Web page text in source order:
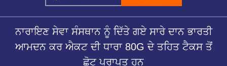
ਨਾਰਾਇਣ ਸੇਵਾ ਸੰਸਥਾਨ ਨੂੰ ਦਿੱਤੇ ਗਏ ਸਾਰੇ ਦਾਨ ਭਾਰਤੀ
ਆਮਦਨ ਕਰ ਐਕਟ ਦੀ ਧਾਰਾ 80G ਦੇ ਤਹਿਤ ਟੈਕਸ ਤੋਂ
ਛੋਟ ਪ੍ਰਾਪਤ ਹਨ